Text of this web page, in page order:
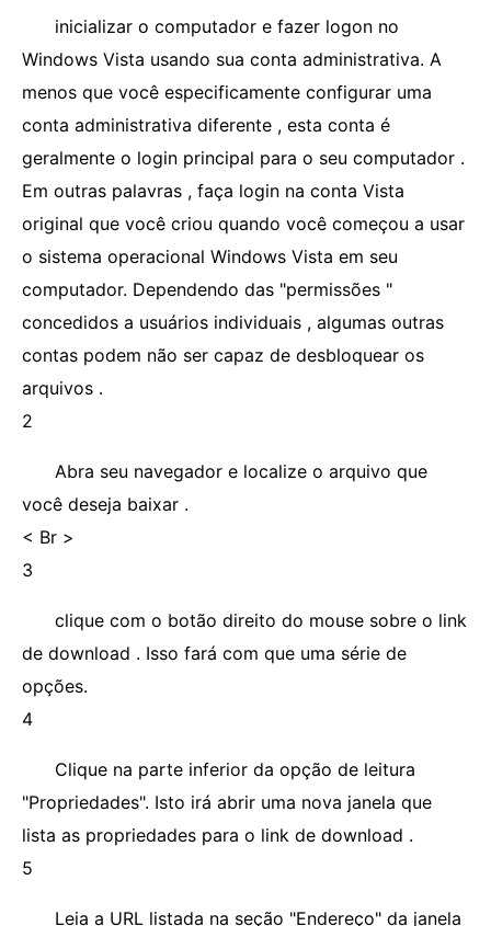
inicializar o computador e fazer logon no
Windows Vista usando sua conta administrativa. A
menos que você especificamente configurar uma
conta administrativa diferente , esta conta é
geralmente o login principal para o seu computador .
Em outras palavras , faça login na conta Vista
original que você criou quando você começou a usar
o sistema operacional Windows Vista em seu
computador. Dependendo das "permissões "
concedidos a usuários individuais , algumas outras
contas podem não ser capaz de desbloquear os
arquivos .
2
Abra seu navegador e localize o arquivo que
você deseja baixar .
< Br >
3
clique com o botão direito do mouse sobre o link
de download . Isso fará com que uma série de
opções.
4
Clique na parte inferior da opção de leitura
"Propriedades". Isto irá abrir uma nova janela que
lista as propriedades para o link de download .
5
Leia a URL listada na seção "Endereço" da janela